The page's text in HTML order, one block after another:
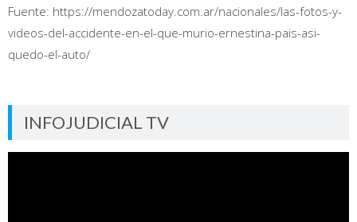
Fuente: https://mendozatoday.com.ar/nacionales/las-fotos-y-
videos-del-accidente-en-el-que-murio-ernestina-pais-asi-
quedo-el-auto/
INFOJUDICIAL TV